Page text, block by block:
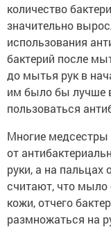
количество
значительно
использования
бактерий после
до мытья рук в
им было бы лучше
пользоваться
Многие медсестры
от
руки, а на
считают, что мыло
кожи, отчего
размножаться на